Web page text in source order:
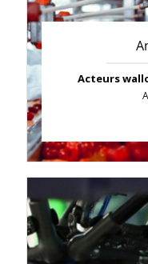
Acteurs